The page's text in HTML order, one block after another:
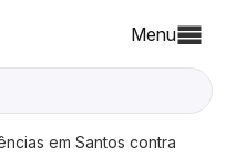
Menu
em Santos contra